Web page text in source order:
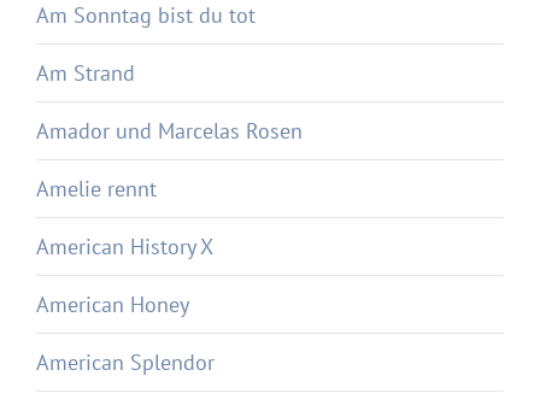
Am Sonntag bist du tot
Am Strand
Amador und Marcelas Rosen
Amelie rennt
American History X
American Honey
American Splendor